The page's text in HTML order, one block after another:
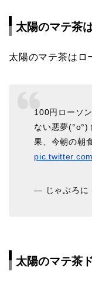
太陽のマテ茶
太陽のマテ茶はロ
100円ローソ
ない悪夢(°o°)
果、今朝の朝
— じゃぶろに
太陽のマテ茶